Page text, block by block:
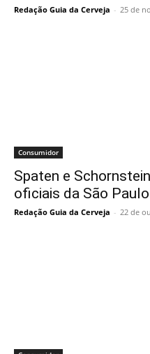
Redação Guia da Cerveja - 25 de
Consumidor
Spaten e
oficiais da São
Redação Guia da Cerveja - 22 de